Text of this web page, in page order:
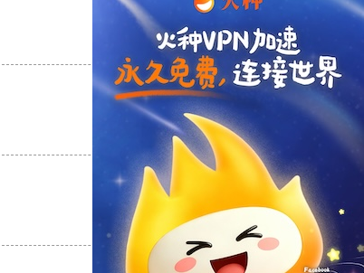
支持[0] 反对
支持
支持 反对 [0]